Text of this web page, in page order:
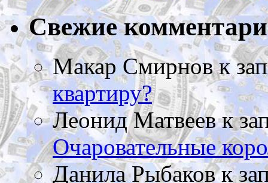
Свежие
Макар Смирновк
квартиру?
Леонид Матвеевк
Очаровательные
Данила Рыбаковк